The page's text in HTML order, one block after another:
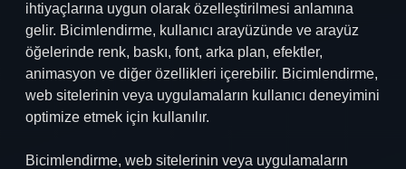
ihtiyaçlarına uygun olarak özelleştirilmesi anlamına
gelir. Bicimlendirme, kullanıcı arayüzünde ve arayüz
öğelerinde renk, baskı, font, arka plan, efektler,
animasyon ve diğer özellikleri içerebilir. Bicimlendirme,
web sitelerinin veya uygulamaların kullanıcı deneyimini
optimize etmek için kullanılır.
Bicimlendirme, web sitelerinin veya uygulamaların